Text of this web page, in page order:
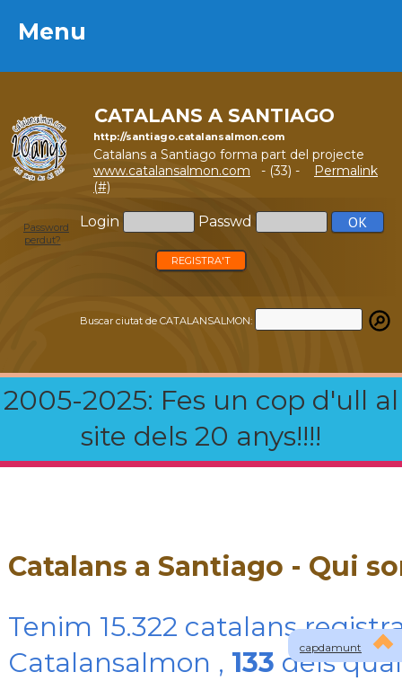
Menu
CATALANS A SANTIAGO
http://santiago.catalansalmon.com
Catalans a Santiago forma part del projecte
www.catalansalmon.com - (33) -
Permalink
(#)
Login Passwd
Password
perdut?
REGISTRA'T
Buscar ciutat de CATALANSALMON:
2005-2025: Fes un cop d'ull al
site dels 20 anys!!!!
Menu
capdamunt
Catalans a Santiago - Qui
Tenim 15.322 catalans
Catalansalmon , 133 dels